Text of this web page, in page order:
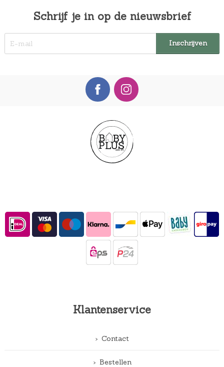
Schrijf je in op de nieuwsbrief
Klantenservice
Contact
Bestellen